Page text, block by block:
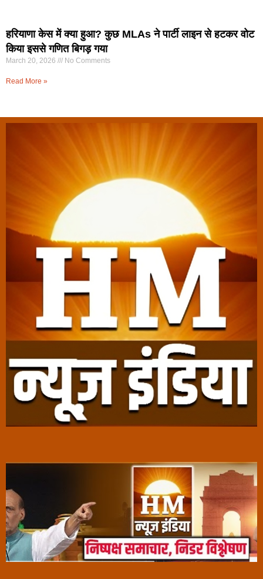
हरियाणा केस में क्या हुआ? कुछ MLAs ने पार्टी लाइन से हटकर वोट
किया इससे गणित बिगड़ गया
March 20, 2026 No Comments
Read More »